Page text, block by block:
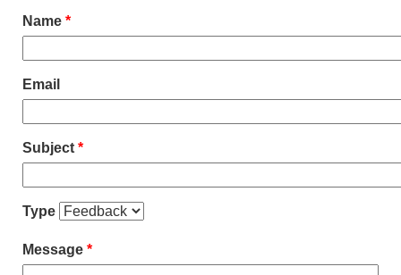
Name *
Email
Subject *
Type
Message *